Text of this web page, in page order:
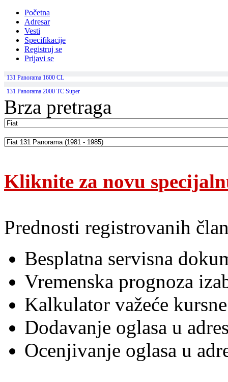
Početna
Adresar
Vesti
Specifikacije
Registruj se
Prijavi se
131 Panorama 1600 CL
131 Panorama 2000 TC Super
Brza pretraga
Kliknite za novu
Prednosti registrovanih
Besplatna servisna
Vremenska prognoza
Kalkulator važeće
Dodavanje oglasa u
Ocenjivanje oglasa u